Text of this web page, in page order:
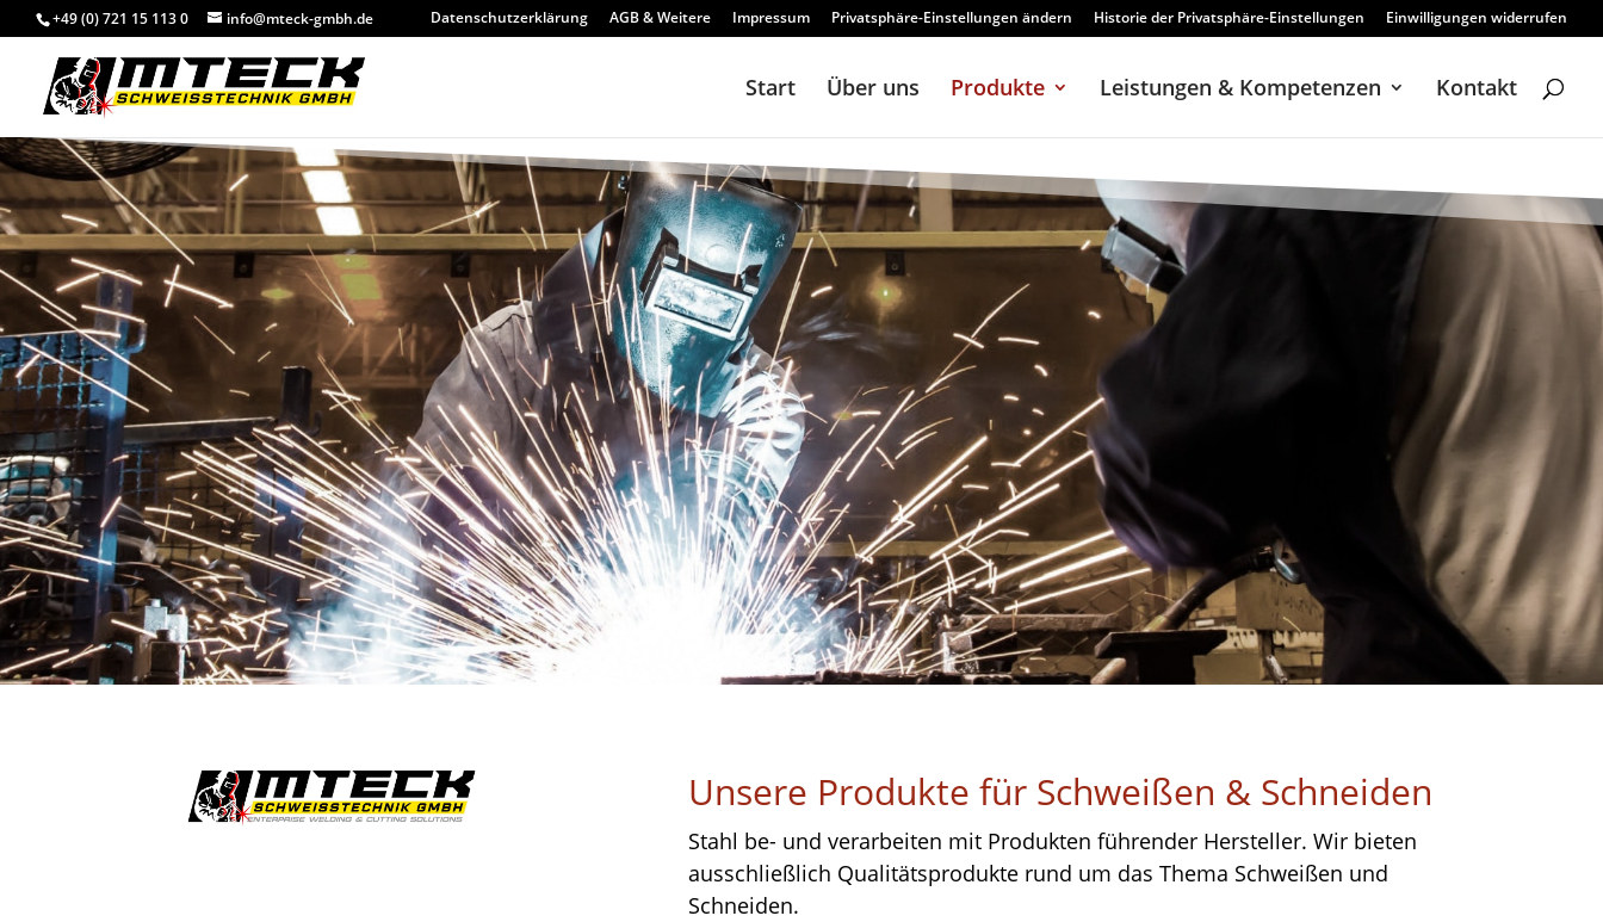
+49 (0) 721 15 113 0 info@mteck-gmbh.de Datenschutzerklärung AGB & Weitere Impressum Privatsphäre-Einstellungen ändern Historie der Privatsphäre-Einstellungen Einwilligungen widerrufen
Start Über uns Produkte Leistungen & Kompetenzen Kontakt
Unsere Produkte für Schweißen & Schneiden
Stahl be- und verarbeiten mit Produkten führender Hersteller. Wir bieten
ausschließlich Qualitätsprodukte rund um das Thema Schweißen und
Schneiden.